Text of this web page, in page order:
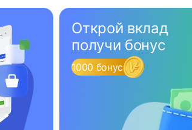
Открой вклад
получи бонус
1000 бонусов